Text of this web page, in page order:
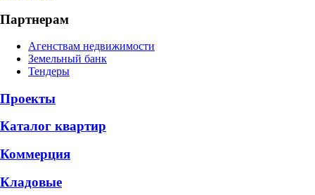
Партнерам
Агенствам недвижимости
Земельный банк
Тендеры
Проекты
Каталог квартир
Коммерция
Кладовые